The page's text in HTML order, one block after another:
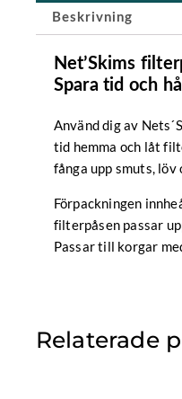
Beskrivning
Net’Skims
Spara tid och
Använd dig av
tid hemma och låt
fånga upp smuts,
Förpackningen
filterpåsen passar
Passar till korgar
Relaterade